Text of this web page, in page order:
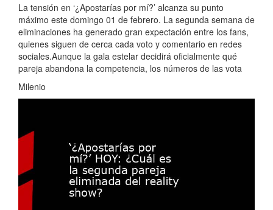
La tensión en ‘¿Apostarías por mí?’ alcanza su punto
máximo este domingo 01 de febrero. La segunda semana de
eliminaciones ha generado gran expectación entre los fans,
quienes siguen de cerca cada voto y comentario en redes
sociales.Aunque la gala estelar decidirá oficialmente qué
pareja abandona la competencia, los números de las vota
Milenio